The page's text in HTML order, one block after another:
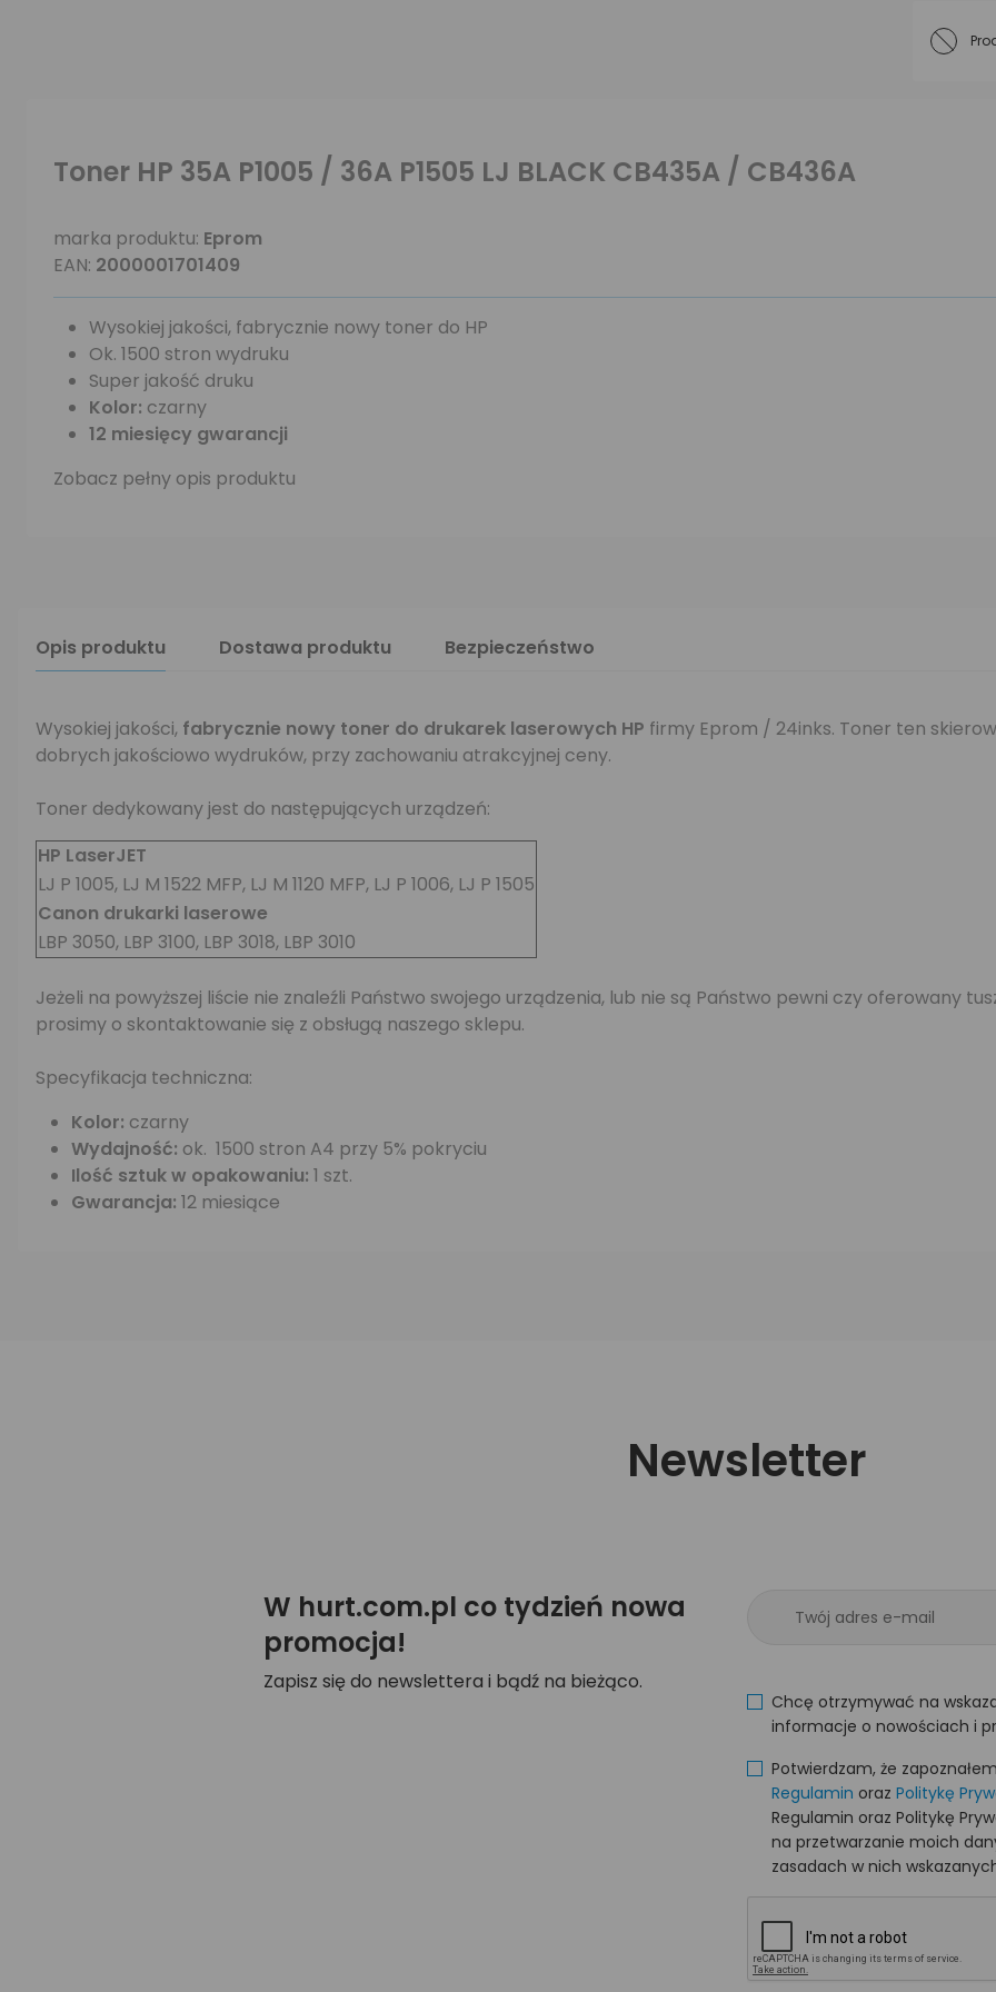
Toner HP 35A P1005 / 36A P1505 LJ BLACK CB435A / CB436A
marka produktu: Eprom
EAN: 2000001701409
Wysokiej jakości, fabrycznie nowy toner do HP
Ok. 1500 stron wydruku
Super jakość druku
Kolor: czarny
12 miesięcy gwarancji
Zobacz pełny opis produktu
Opis produktu Dostawa produktu Bezpieczeństwo
Wysokiej jakości, fabrycznie nowy toner do drukarek laserowych HP firmy Eprom / 24inks. Toner ten
dobrych jakościowo wydruków, przy zachowaniu atrakcyjnej ceny.
Toner dedykowany jest do następujących urządzeń:
HP LaserJET
LJ P 1005, LJ M 1522 MFP, LJ M 1120 MFP, LJ P 1006, LJ P 1505
Canon drukarki laserowe
LBP 3050, LBP 3100, LBP 3018, LBP 3010
Jeżeli na powyższej liście nie znaleźli Państwo swojego urządzenia, lub nie są Państwo pewni czy oferowany
prosimy o skontaktowanie się z obsługą naszego sklepu.
Specyfikacja techniczna:
Kolor: czarny
Wydajność: ok. 1500 stron A4 przy 5% pokryciu
Ilość sztuk w opakowaniu: 1 szt.
Gwarancja: 12 miesiące
Newsletter
W hurt.com.pl co tydzień nowa
promocja!
Zapisz się do newslettera i bądź na bieżąco.
Chcę otrzymywać na
informacje o nowościach i
Potwierdzam, że
Regulamin oraz Politykę
Regulamin oraz Politykę
na przetwarzanie moich
zasadach w nich